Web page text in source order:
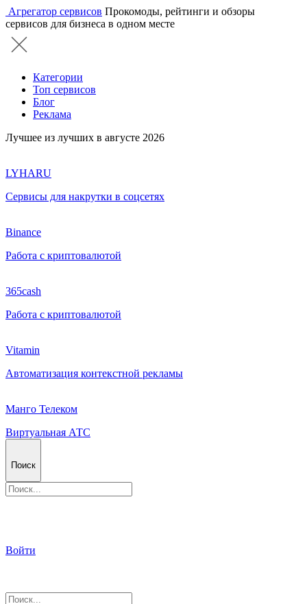
Агрегатор сервисов Прокомоды, рейтинги и обзоры
сервисов для бизнеса в одном месте
Категории
Топ сервисов
Блог
Реклама
Лучшее из лучших в августе 2026
LYHARU
Сервисы для накрутки в соцсетях
Binance
Работа с криптовалютой
365cash
Работа с криптовалютой
Vitamin
Автоматизация контекстной рекламы
Манго Телеком
Виртуальная АТС
Поиск
Войти